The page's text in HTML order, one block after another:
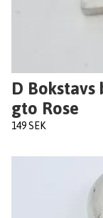
D Bokstavs
gto Rose
149 SEK